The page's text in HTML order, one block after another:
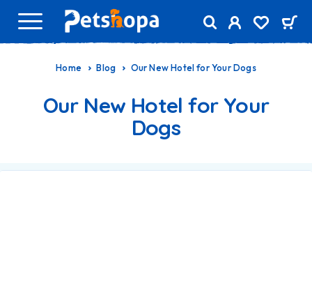
Home Blog Our New Hotel for Your Dogs
Our New Hotel for Your
Dogs